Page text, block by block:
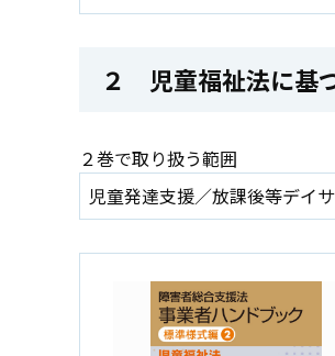
２ 児童福祉法に基
２巻で取り扱う範囲
児童発達支援／放課後等デイ